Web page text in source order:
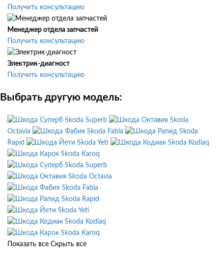
Получить консультацию
Менеджер отдела запчастей
Получить консультацию
Электрик-диагност
Получить консультацию
Выбрать другую модель:
Skoda Superb
Skoda
Octavia
Skoda Fabia
Skoda
Rapid
Skoda Yeti
Skoda Kodiaq
Skoda Karoq
Skoda Superb
Skoda Octavia
Skoda Fabia
Skoda Rapid
Skoda Yeti
Skoda Kodiaq
Skoda Karoq
Показать все Скрыть все